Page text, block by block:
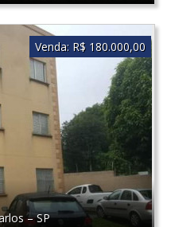
–SP
Venda: R$ 180.000,00